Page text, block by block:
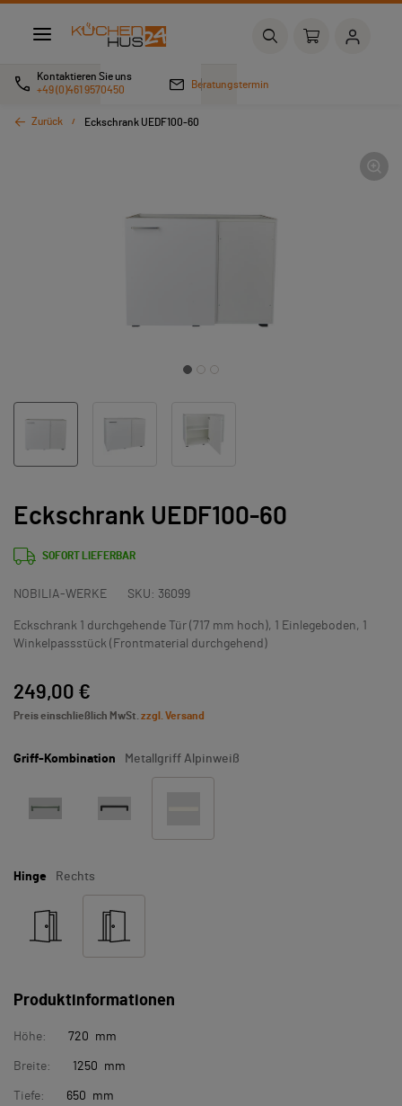
Kontaktieren Sie uns
+49 (0)461 9570450
Beratungstermin
Zurück Eckschrank UEDF100-60
Eckschrank UEDF100-60
SOFORT LIEFERBAR
NOBILIA-WERKE SKU: 36099
Eckschrank 1 durchgehende Tür (717 mm hoch), 1 Einlegeboden, 1
Winkelpassstück (Frontmaterial durchgehend)
249,00 €
Preis einschließlich MwSt. zzgl. Versand
Griff-Kombination Metallgriff Alpinweiß
Hinge Rechts
Produktinformationen
Höhe: 720 mm
Breite: 1250 mm
Tiefe: 650 mm